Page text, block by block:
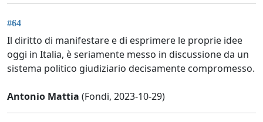
#64
Il diritto di manifestare e di esprimere le proprie idee
oggi in Italia, è seriamente messo in discussione da un
sistema politico giudiziario decisamente compromesso.
Antonio Mattia (Fondi, 2023-10-29)